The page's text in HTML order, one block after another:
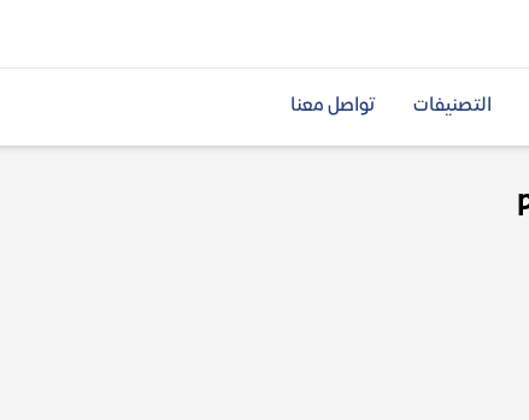
التصنيفات تواصل معنا